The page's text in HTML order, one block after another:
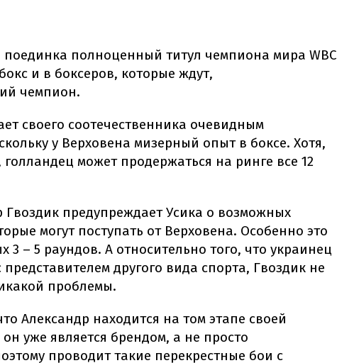
поединка полноценный титул чемпиона мира WBC
и в боксеров, которые ждут,
чемпион.
своего соотечественника очевидным
у Верховена мизерный опыт в боксе. Хотя,
может продержаться на ринге все 12
Гвоздик предупреждает Усика о возможных
могут поступать от Верховена. Особенно это
3 – 5 раундов. А относительно того, что украинец
представителем другого вида спорта, Гвоздик не
проблемы.
Александр находится на том этапе своей
уже является брендом, а не просто
проводит такие перекрестные бои с